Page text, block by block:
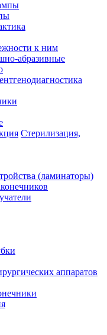
к ним
абразивные
Стерилизация,
(ламинаторы)
аппаратов